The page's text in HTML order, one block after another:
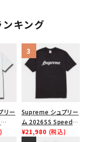
キング
リー
Supreme シュプリー
ム 2026SS Speed
Tee スピードTシャツ
¥21,980 (税込)